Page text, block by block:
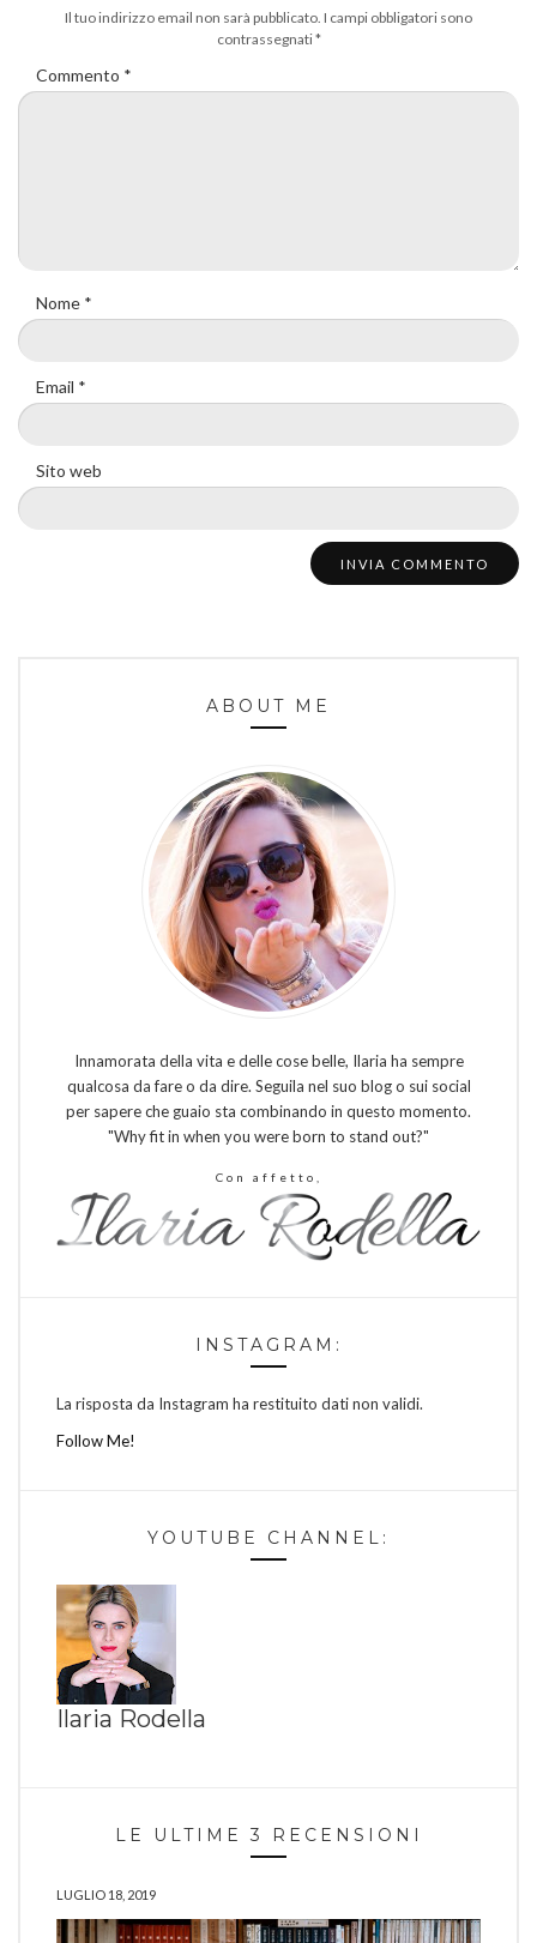
Il tuo indirizzo email non sarà pubblicato. I campi obbligatori sono
contrassegnati*
Commento *
Nome *
Email *
Sito web
ABOUT ME
Innamorata della vita e delle cose belle, Ilaria ha sempre
qualcosa da fare o da dire. Seguila nel suo blog o sui social
per sapere che guaio sta combinando in questo momento.
"Why fit in when you were born to stand out?"
Con affetto,
INSTAGRAM:
La risposta da Instagram ha restituito dati non validi.
Follow Me!
YOUTUBE CHANNEL:
Ilaria Rodella
LE ULTIME 3 RECENSIONI
LUGLIO 18, 2019